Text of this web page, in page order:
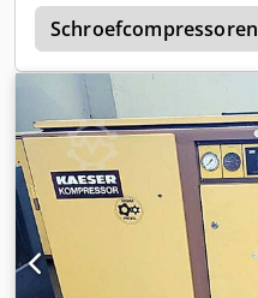
Schroefcompressoren